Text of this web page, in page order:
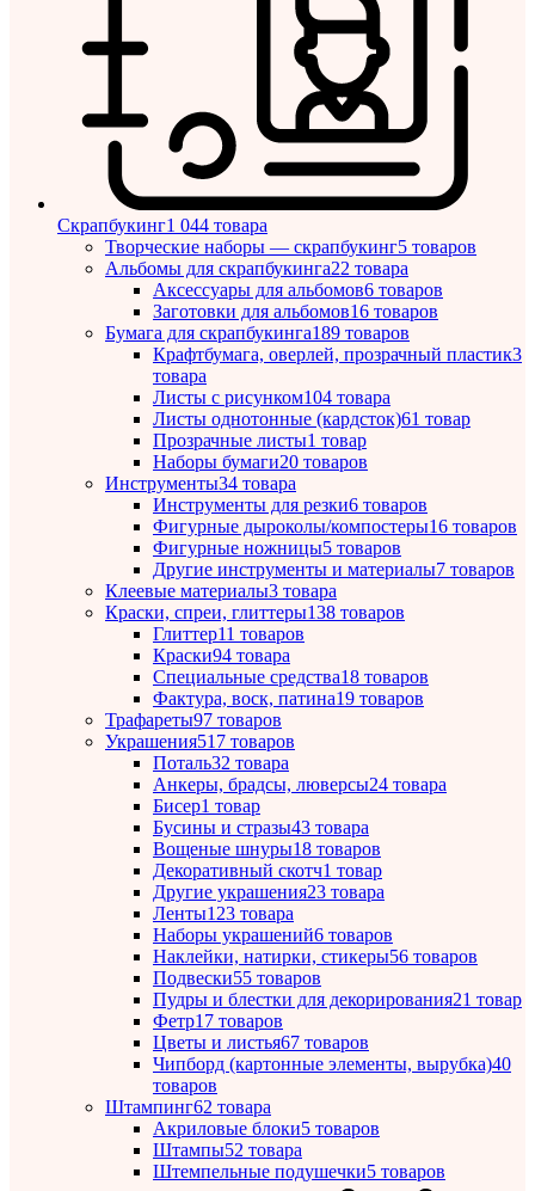
Скрапбукинг1 044 товара
Творческие наборы — скрапбукинг5 товаров
Альбомы для скрапбукинга22 товара
Аксессуары для альбомов6 товаров
Заготовки для альбомов16 товаров
Бумага для скрапбукинга189 товаров
Крафтбумага, оверлей, прозрачный пластик3
товара
Листы c рисунком104 товара
Листы однотонные (кардсток)61 товар
Прозрачные листы1 товар
Наборы бумаги20 товаров
Инструменты34 товара
Инструменты для резки6 товаров
Фигурные дыроколы/компостеры16 товаров
Фигурные ножницы5 товаров
Другие инструменты и материалы7 товаров
Клеевые материалы3 товара
Краски, спреи, глиттеры138 товаров
Глиттер11 товаров
Краски94 товара
Специальные средства18 товаров
Фактура, воск, патина19 товаров
Трафареты97 товаров
Украшения517 товаров
Поталь32 товара
Анкеры, брадсы, люверсы24 товара
Бисер1 товар
Бусины и стразы43 товара
Вощеные шнуры18 товаров
Декоративный скотч1 товар
Другие украшения23 товара
Ленты123 товара
Наборы украшений6 товаров
Наклейки, натирки, стикеры56 товаров
Подвески55 товаров
Пудры и блестки для декорирования21 товар
Фетр17 товаров
Цветы и листья67 товаров
Чипборд (картонные элементы, вырубка)40
товаров
Штампинг62 товара
Акриловые блоки5 товаров
Штампы52 товара
Штемпельные подушечки5 товаров